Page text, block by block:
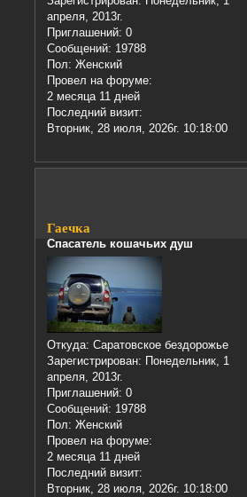
апреля, 2013г.
Приглашений: 0
Сообщений: 19788
Пол: Женский
Провел на форуме:
2 месяца 11 дней
Последний визит:
Вторник, 28 июля, 2026г. 10:18:00
Гаечка
Спасатель кошачьих душ
Откуда: Саратовское бездорожье
Зарегистрирован: Понедельник, 1
апреля, 2013г.
Приглашений: 0
Сообщений: 19788
Пол: Женский
Провел на форуме:
2 месяца 11 дней
Последний визит:
Вторник, 28 июля, 2026г. 10:18:00